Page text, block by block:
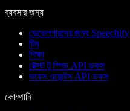
ব্যবসার জন্য
ডেভেলপারদের জন্য Speechify
টিম
শিক্ষা
টেক্সট টু স্পিচ API ডকস
ভয়েস এজেন্টস API ডকস
কোম্পানি